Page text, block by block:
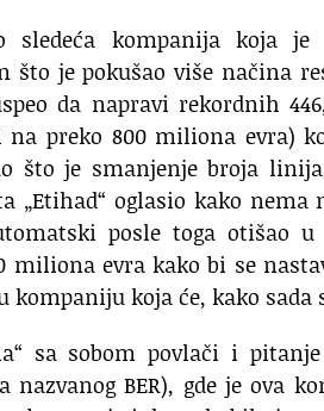
sledeća kompanija koja
što je pokušao više načina
da napravi rekordnih
na preko 800 miliona evra)
što je smanjenje broja
„Etihad“ oglasio kako
posle toga otišao
miliona evra kako bi se
kompaniju koja će, kako
sa sobom povlači i
nazvanog BER), gde je ova